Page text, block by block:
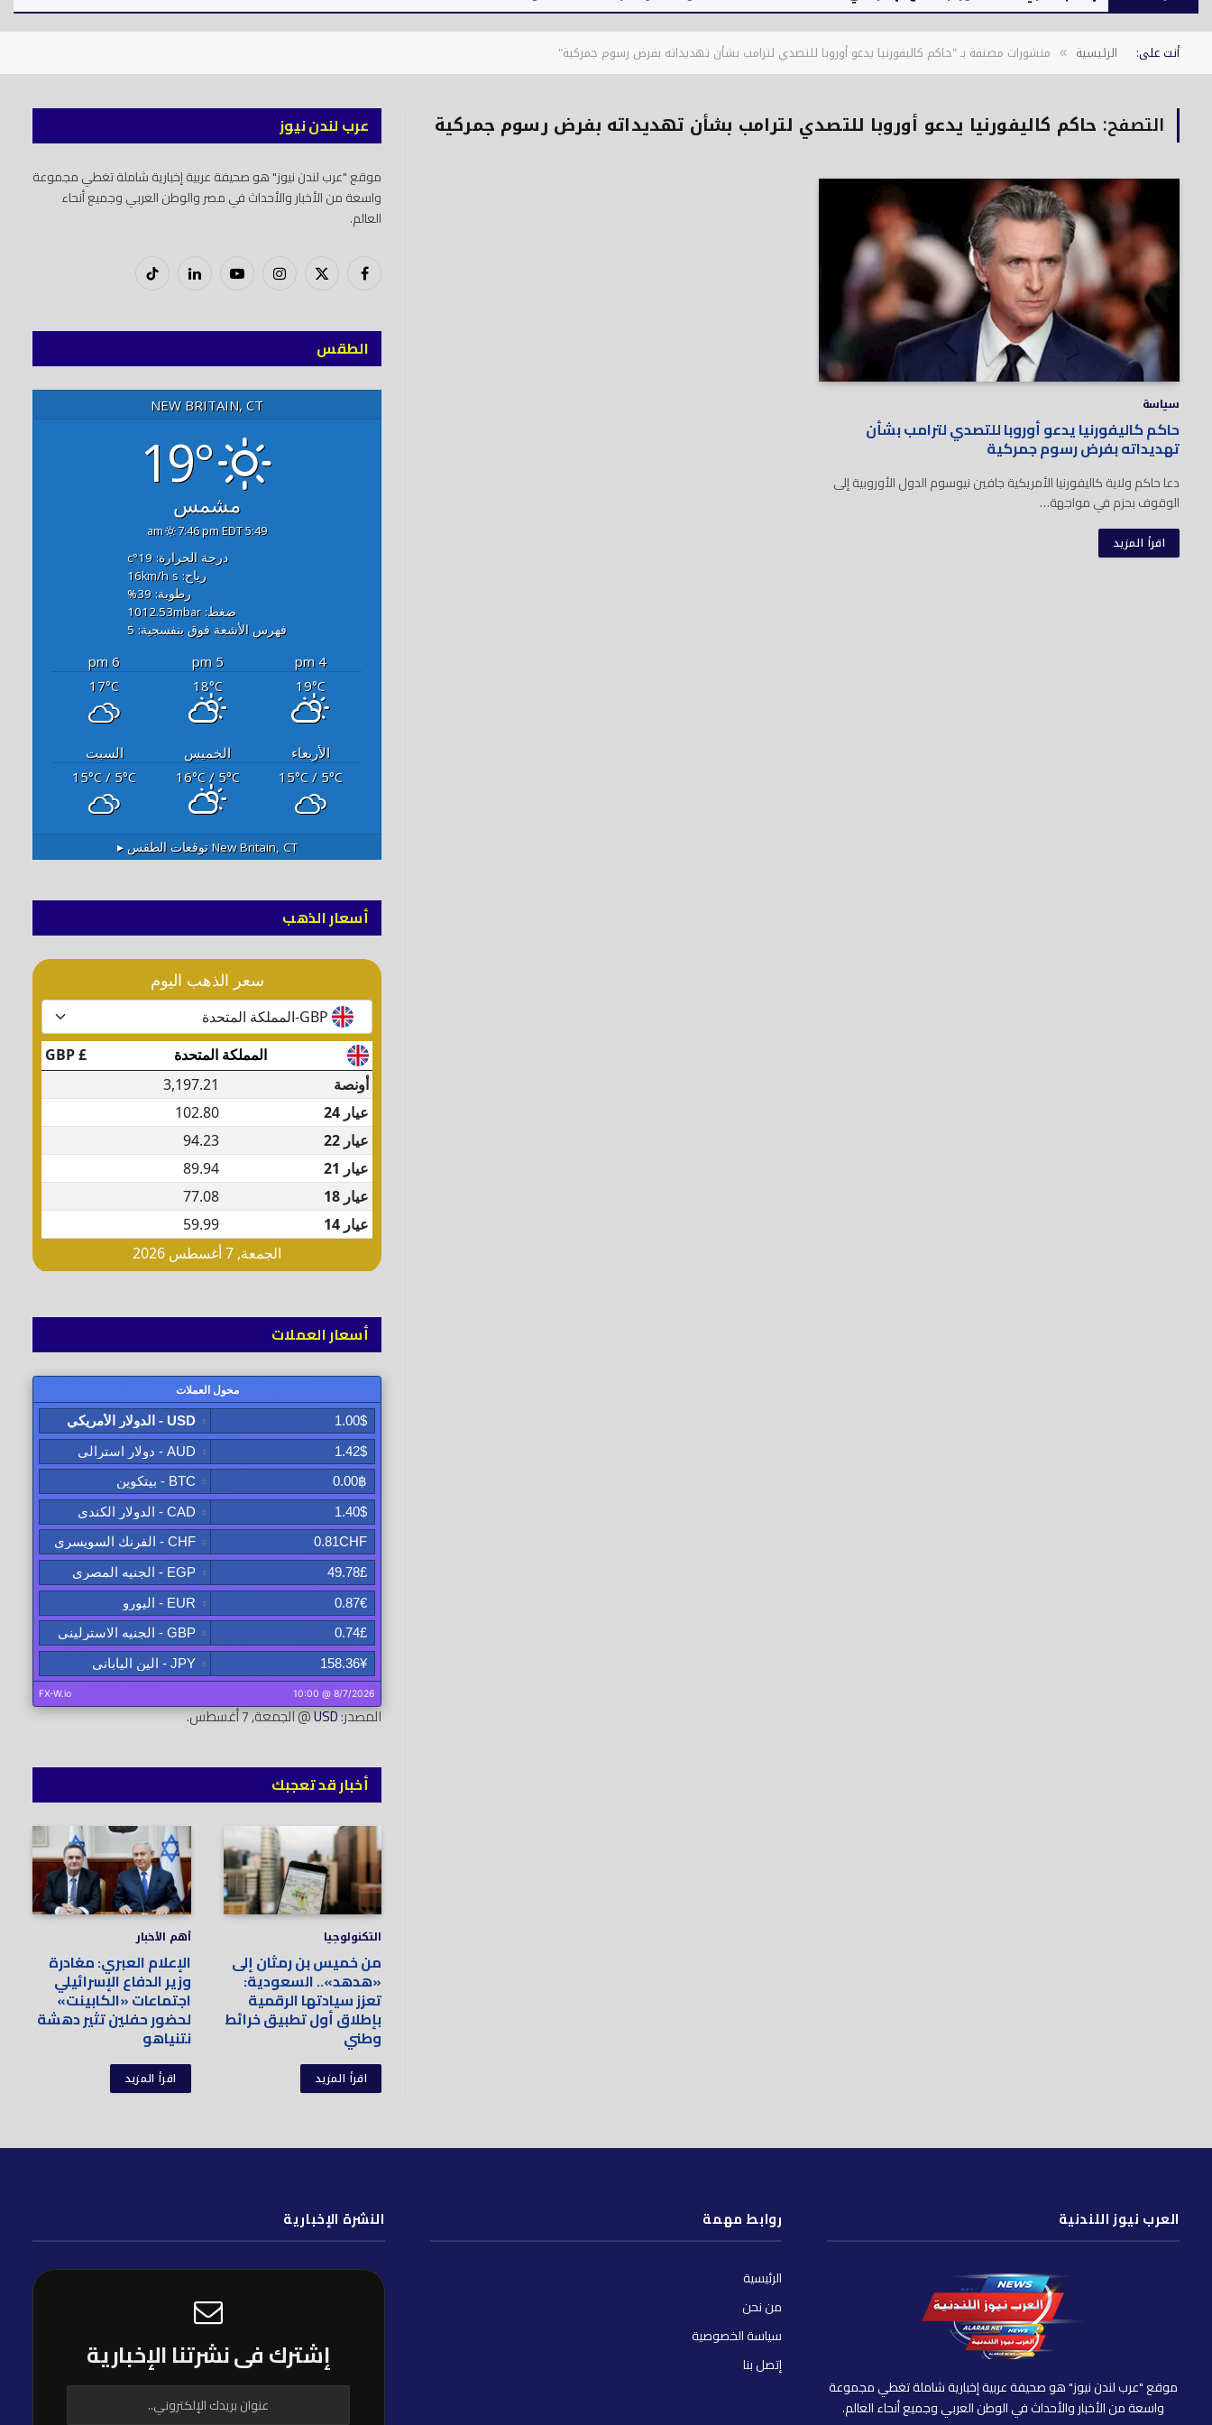
أنت على: الرئيسية » منشورات مصنفة بـ "حاكم كاليفورنيا يدعو أوروبا للتصدي لترامب بشأن تهديداته بفرض رسوم جمركية"
التصفح: حاكم كاليفورنيا يدعو أوروبا للتصدي لترامب بشأن تهديداته بفرض رسوم جمركية
سياسة
حاكم كاليفورنيا يدعو أوروبا للتصدي لترامب بشأن
تهديداته بفرض رسوم جمركية
دعا حاكم ولاية كاليفورنيا الأمريكية جافين نيوسوم الدول الأوروبية إلى
الوقوف بحزم في مواجهة…
اقرأ المزيد
عرب لندن نيوز
موقع "عرب لندن نيوز" هو صحيفة عربية إخبارية شاملة تغطي مجموعة
واسعة من الأخبار والأحداث في مصر والوطن العربي وجميع أنحاء
العالم.
فيسبوك
X
إنستغرام يوتيوب لينكدود
تيك
الطقس
NEW BRITAIN, CT
19°
مشمس
5:49 am
7:46 pm EDT
درجة الحرارة: 19
°c
رياح: 16 km/h s
رطوبة: 39
%
ضغط: 1012.53mbar
فهرس الأشعة فوق بنفسجية: 5
4 pm
5 pm
6 pm
19°C
18°C
17°C
الأربعاء الخميس
السبت
15°C/ 5°C
16°C/ 5°C
15°C / 5°C
New Britain, CTتوقعات الطقس ▸
أسعار الذهب
أسعار العملات
المصدر:USD@ الجمعة, 7 أغسطس.
أخبار قد تعجبك
التكنولوجيا
من خميس بن رمثان إلى
«هدهد».. السعودية:
تعزز سيادتها الرقمية
بإطلاق أول تطبيق خرائط
وطني
اقرأ المزيد
أهم الأخبار
الإعلام العبري: مغادرة
وزير الدفاع الإسرائيلي
اجتماعات «الكابينت»
لحضور حفلين تثير دهشة
نتنياهو
اقرأ المزيد
العرب نيوز اللندنية
موقع "عرب لندن نيوز" هو صحيفة عربية إخبارية شاملة تغطي مجموعة
واسعة من الأخبار والأحداث في الوطن العربي وجميع أنحاء العالم.
روابط مهمة
الرئيسية
من نحن
سياسة الخصوصية
إتصل بنا
النشرة الإخبارية
إشترك فى نشرتنا الإخبارية